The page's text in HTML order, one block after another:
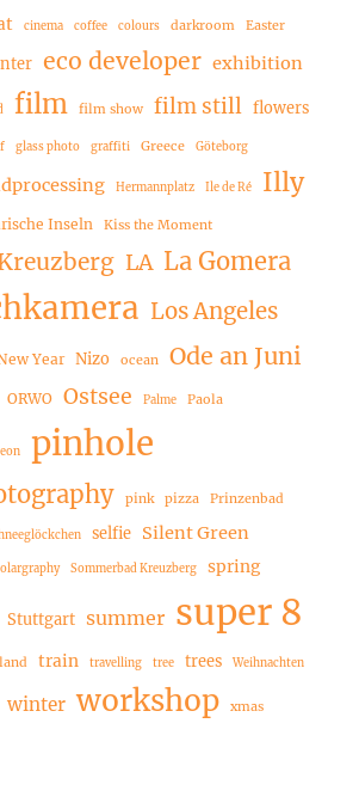
cinema coffee colours darkroom Easter
eco developer exhibition
film film show film still flowers
glass photo graffiti Greece Göteborg
Hermannplatz Ile de Ré Illy
Inseln Kiss the Moment
LA La Gomera
Los Angeles
Year Nizo ocean
Ode an Juni
ORWO Ostsee Palme Paola
pinhole
pink pizza Prinzenbad
selfie Silent Green
Sommerbad Kreuzberg spring
Stuttgart summer super 8
train travelling tree trees Weihnachten
winter workshop xmas